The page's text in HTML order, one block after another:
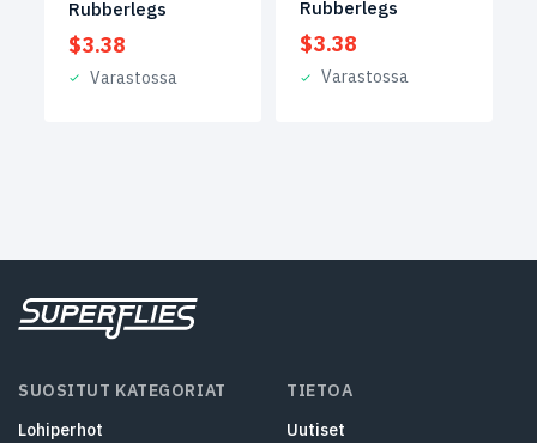
Rubberlegs
$3.38
Varastossa
Rubberlegs
$3.38
Varastossa
SUOSITUT KATEGORIAT
Lohiperhot
TIETOA
Uutiset